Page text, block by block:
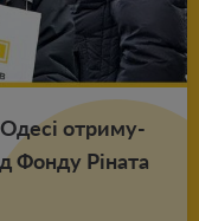
от­ри­му­
Фонду Ріната